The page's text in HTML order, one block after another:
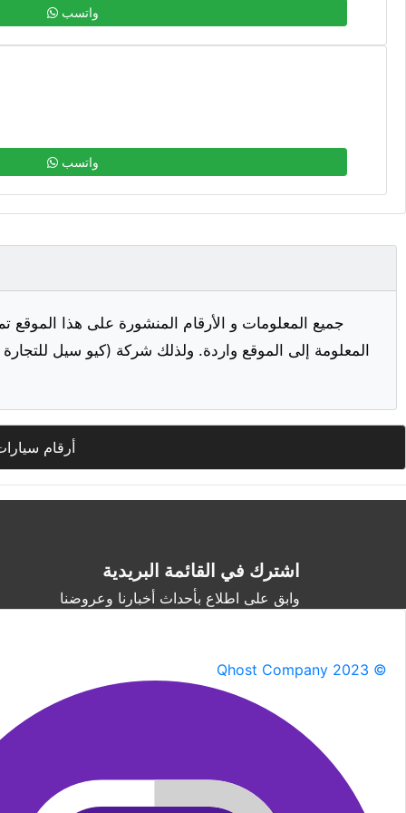
واتسب
واتسب
جميع المعلومات و الأرقام المنشورة على هذا الموقع
المعلومة إلى الموقع واردة. ولذلك شركة (كيو سيل
أرقام
اشترك في القائمة البريدية
وابق على اطلاع بأحداث أخبارنا وعروضنا
Qhost Company 2023 ©